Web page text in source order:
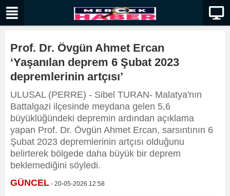
Prof. Dr. Övgün Ahmet Ercan
‘Yaşanılan deprem 6 Şubat 2023
depremlerinin artçısı’
ULUSAL (PERRE) - Sibel TURAN- Malatya'nın
Battalgazi ilçesinde meydana gelen 5,6
büyüklüğündeki depremin ardından açıklama
yapan Prof. Dr. Övgün Ahmet Ercan, sarsıntının 6
Şubat 2023 depremlerinin artçısı olduğunu
belirterek bölgede daha büyük bir deprem
beklemediğini söyledi.
GÜNCEL - 20-05-2026 12:58